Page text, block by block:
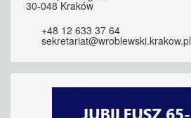
30-048 Kraków
+48 12 633 37 64
sekretariat@wroblewski.krakow.pl